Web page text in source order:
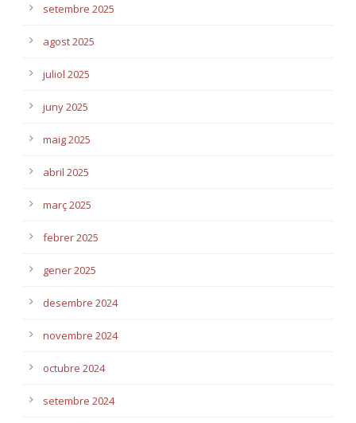
setembre 2025
agost 2025
juliol 2025
juny 2025
maig 2025
abril 2025
març 2025
febrer 2025
gener 2025
desembre 2024
novembre 2024
octubre 2024
setembre 2024